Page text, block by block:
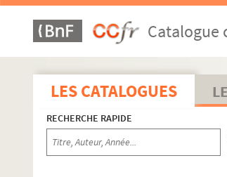
Catalogue
LES CATALOGUES
RECHERCHE RAPIDE
Fol. 229. « Avisos de
Fol. 237. « Memorial... por la...
Fol. 260. « Examen de la qualité
Fol. 261. « Razones... que
Fol. 274. « Relacion de las
Fol. 275. « Relaçion de las
Fol. 278. « Propusiçion sobre